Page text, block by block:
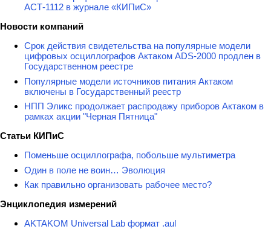
АСТ-1112 в журнале «КИПиС»
Новости компаний
Срок действия свидетельства на популярные модели
цифровых осциллографов Актаком ADS-2000 продлен в
Государственном реестре
Популярные модели источников питания Актаком
включены в Государственный реестр
НПП Эликс продолжает распродажу приборов Актаком в
рамках акции "Черная Пятница"
Статьи КИПиС
Поменьше осциллографа, побольше мультиметра
Один в поле не воин… Эволюция
Как правильно организовать рабочее место?
Энциклопедия измерений
AKTAKOM Universal Lab формат .aul